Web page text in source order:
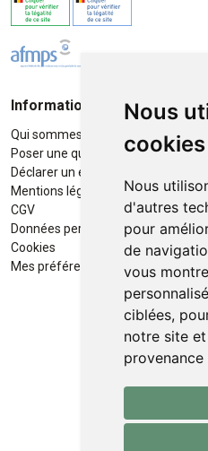
Nous
cookies
Nous
d'autres
pour
de
vous
ciblées,
notre site
Informations
Qui sommes-nous ?
Poser une question
Déclarer un effet indésirable
Mentions légales
CGV
Données personnelles
Cookies
Mes préférences Cookies